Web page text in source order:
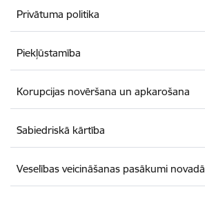
Privātuma politika
Piekļūstamība
Korupcijas novēršana un apkarošana
Sabiedriskā kārtība
Veselības veicināšanas pasākumi novadā